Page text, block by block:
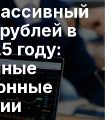
в
году: